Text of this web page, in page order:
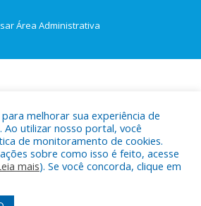
Área Administrativa
melhorar sua experiência de
Ao utilizar nosso portal, você
de monitoramento de cookies.
sobre como isso é feito, acesse
mais). Se você concorda, clique em